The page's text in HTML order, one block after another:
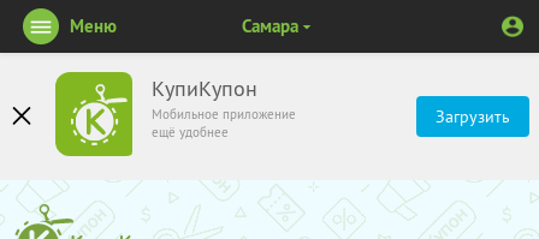
КупиКупон
Мобильное приложение
ещё удобнее
Загрузить
Меню Самара